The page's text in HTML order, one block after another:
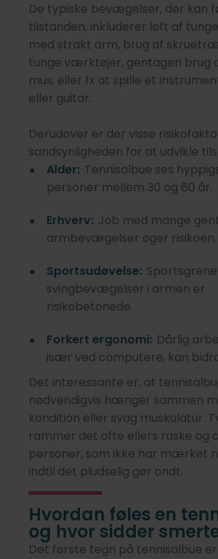
De typiske bevægelser, der kan
tilstanden, inkluderer løft af
med strakt arm, brug af
tunge værktøjer, gentagen brug
mus, eller fx at spille et
eller guitar.
Derudover er der visse
sandsynligheden for at udvikle
Alder: Tennisalbue ses
personer mellem 30 og 60 år.
Erhverv: Job med mange
armbevægelser øger risikoen.
Sportsudøvelse:
svingbevægelser i armen er
risikobetonede.
Forkert ergonomi: Dårlig
især ved computere, kan
Det interessante er, at
nødvendigvis hænger sammen
kondition eller svag muskulatur.
rammer det ofte ellers raske og
personer, som ikke har mærket
indtil det pludselig gør ondt.
Hvordan føles en
og hvor sidder
Det første tegn på tennisalbue